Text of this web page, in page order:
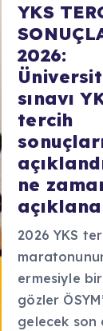
YKS
2026:
sınavı
tercih
ne
2026 YKS
ermesiyle
gözler
gelecek son